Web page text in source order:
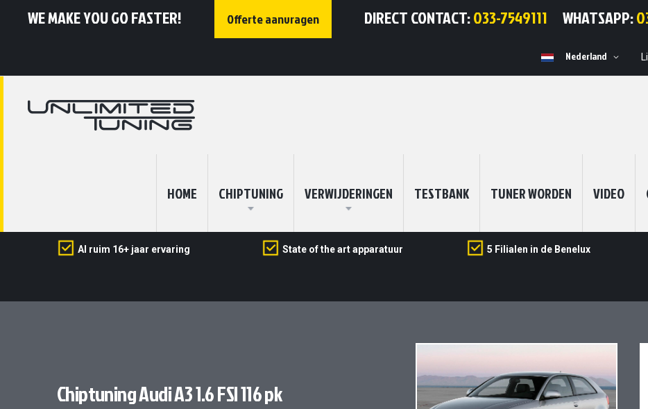
WE MAKE YOU GO FASTER! Offerte aanvragen DIRECT CONTACT:033-7549111 WHATSAPP:
Selecteer
Nederland
HOME CHIPTUNING VERWIJDERINGEN TESTBANK TUNER WORDEN VIDEO
Al ruim 16+ jaar ervaring State of the art apparatuur 5 Filialen in de Benelux
Chiptuning Audi A3 1.6 FSI 116 pk
Ga
het
einde